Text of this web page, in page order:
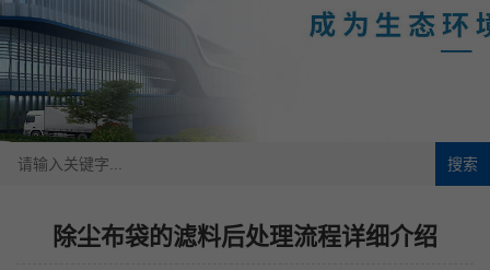
搜索
除尘布袋的滤料后处理流程详细介绍